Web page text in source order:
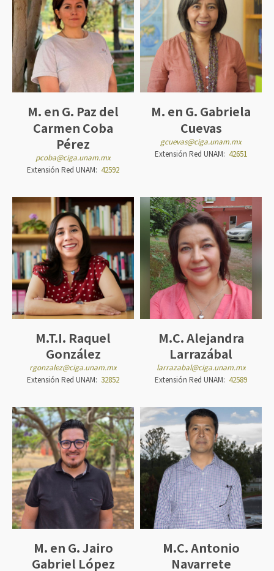
M. en G. Paz del
Carmen Coba
Pérez
pcoba@ciga.unam.mx
Extensión Red UNAM: 42592
M. en G. Gabriela
Cuevas
gcuevas@ciga.unam.mx
Extensión Red UNAM: 42651
M.T.I. Raquel
González
rgonzalez@ciga.unam.mx
Extensión Red UNAM: 32852
M.C. Alejandra
Larrazábal
larrazabal@ciga.unam.mx
Extensión Red UNAM: 42589
M. en G. Jairo
Gabriel López
M.C. Antonio
Navarrete